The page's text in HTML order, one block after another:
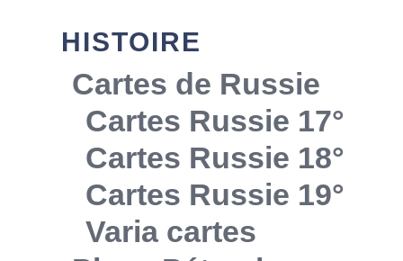
HISTOIRE
Cartes de Russie
Cartes Russie 17°
Cartes Russie 18°
Cartes Russie 19°
Varia cartes